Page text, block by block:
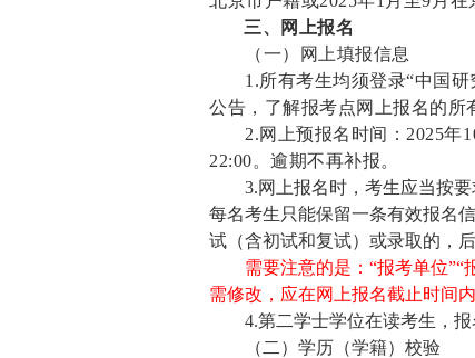
三、网上报名
（一）网上填报信息
1.所有考生均须登录“中国
公告，了解报考点网上报名的所
2.网上预报名时间：2025年
22:00。逾期不再补报。
3.网上报名时，考生应当按
每名考生只能保留一条有效报名
试（含初试和复试）或录取的，
需要注意的是：“报考单位
需修改，应在网上报名截止时间
4.第二学士学位在读考生，报
（二）学历（学籍）校验